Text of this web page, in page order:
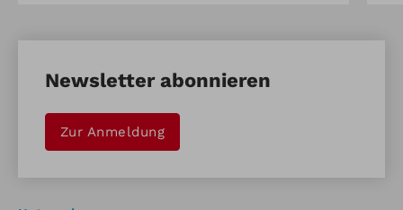
Newsletter abonnieren
Zur Anmeldung